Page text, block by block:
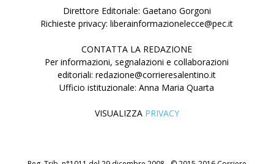
Direttore Editoriale: Gaetano Gorgoni
Richieste privacy: liberainformazionelecce@pec.it
CONTATTA LA REDAZIONE
Per informazioni, segnalazioni e collaborazioni
editoriali: redazione@corrieresalentino.it
Ufficio istituzionale: Anna Maria Quarta
VISUALIZZA PRIVACY